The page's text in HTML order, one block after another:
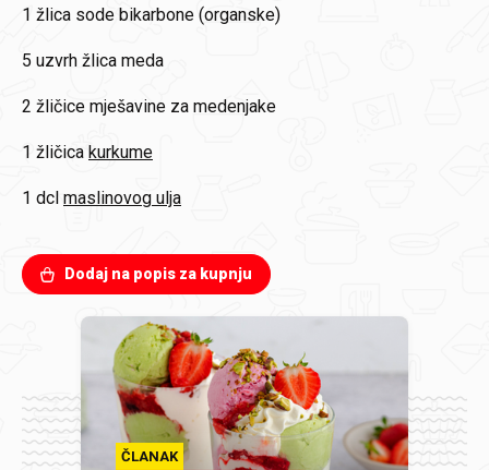
1 žlica sode bikarbone (organske)
5 uzvrh žlica meda
2 žličice mješavine za medenjake
1 žličica kurkume
1 dcl maslinovog ulja
Dodaj na popis za kupnju
ČLANAK